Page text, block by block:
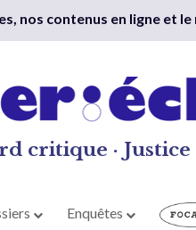
nos contenus en ligne et
critique · Justice
Enquêtes